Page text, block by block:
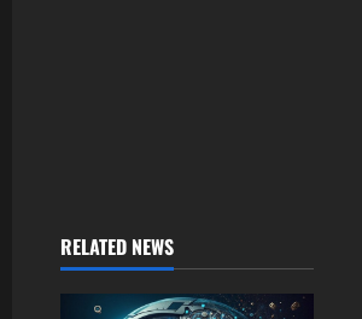
RELATED NEWS